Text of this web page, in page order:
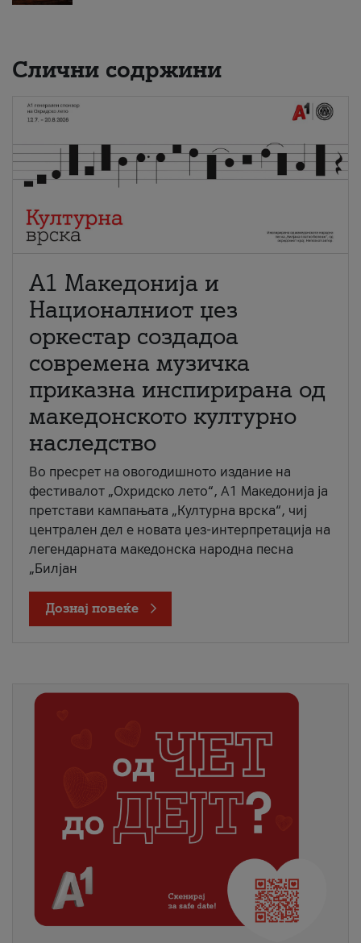
Слични содржини
А1 Македонија и
Националниот џез
оркестар создадоа
современа музичка
приказна инспирирана од
македонското културно
наследство
Во пресрет на овогодишното издание на
фестивалот „Охридско лето“, А1 Македонија ја
претстави кампањата „Културна врска“, чиј
централен дел е новата џез-интерпретација на
легендарната македонска народна песна
„Билјан
Дознај повеќе